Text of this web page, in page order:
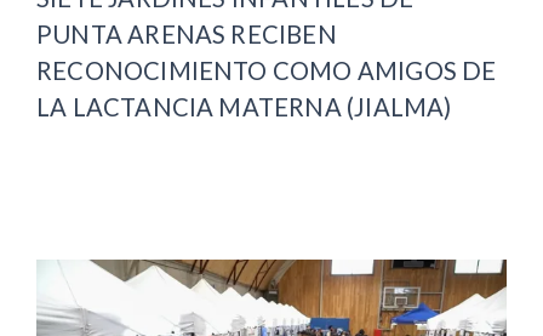
PUNTA ARENAS RECIBEN
RECONOCIMIENTO COMO AMIGOS DE
LA LACTANCIA MATERNA (JIALMA)